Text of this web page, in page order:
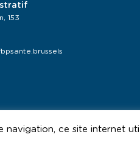
153
navigation, ce site internet